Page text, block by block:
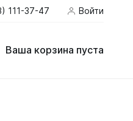
Войти
111-37-47 Войти
Ваша корзина пуста